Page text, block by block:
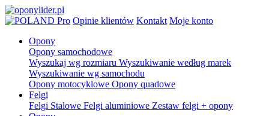
Pro Opinie klientów Kontakt Moje konto
Opony
Opony samochodowe
Wyszukaj wg rozmiaru Wyszukiwanie według marek
Wyszukiwanie wg samochodu
Opony motocyklowe Opony quadowe
Felgi
Felgi Stalowe Felgi aluminiowe Zestaw felgi + opony